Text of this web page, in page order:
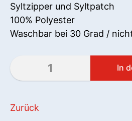
Syltzipper und Syltpatch
100% Polyester
Waschbar bei 30 Grad /
Zurück